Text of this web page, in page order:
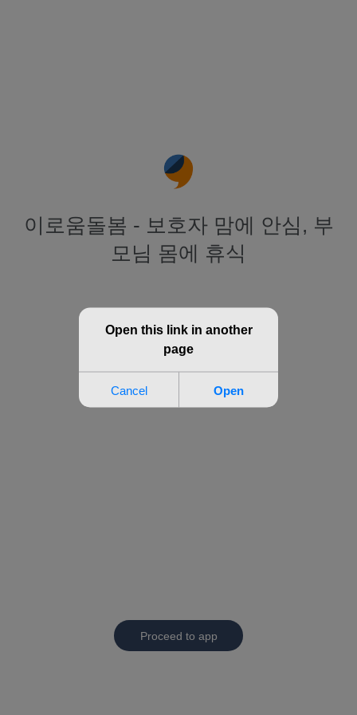
이로움돌봄 - 보호자 맘에 안심, 부
모님 몸에 휴식
Proceed to app